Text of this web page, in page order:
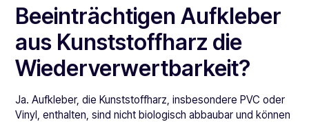
Beeinträchtigen Aufkleber
aus Kunststoffharz die
Wiederverwertbarkeit?
Ja. Aufkleber, die Kunststoffharz, insbesondere PVC oder
Vinyl, enthalten, sind nicht biologisch abbaubar und können